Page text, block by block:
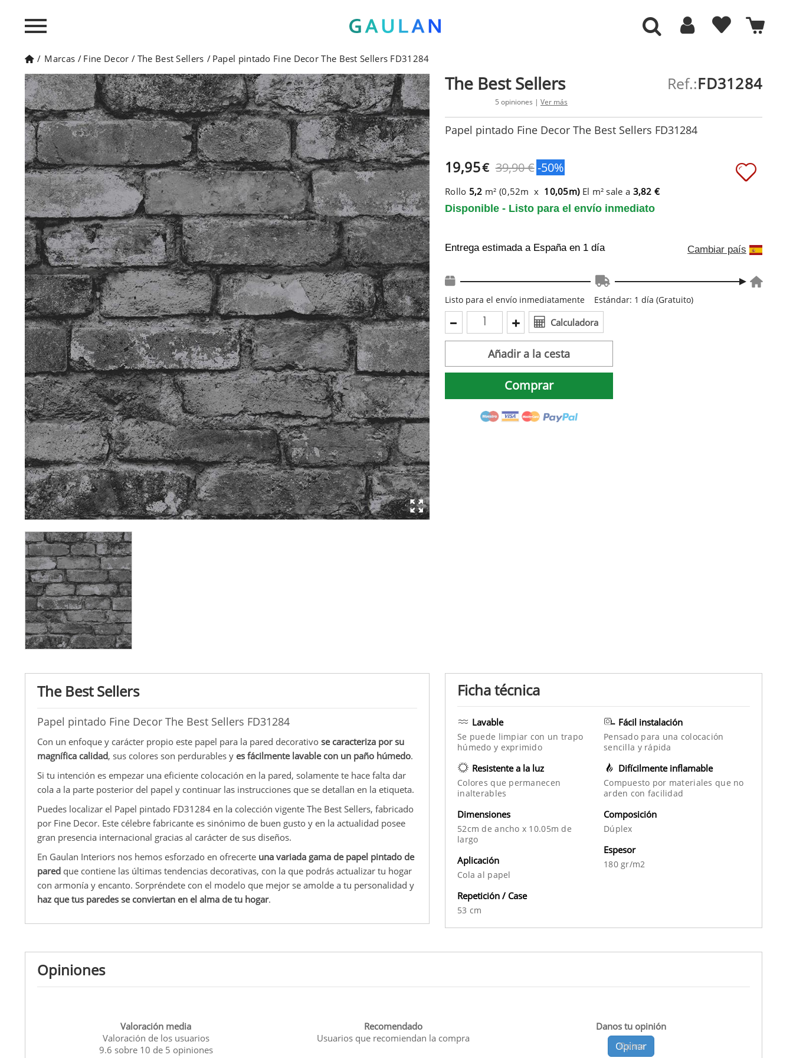
/ Marcas / Fine Decor / The Best Sellers / Papel pintado Fine Decor The Best Sellers FD31284
The Best Sellers
Papel pintado Fine Decor The Best Sellers FD31284
Con un enfoque y carácter propio este papel para la pared decorativo se caracteriza por su
magnífica calidad, sus colores son perdurables y es fácilmente lavable con un paño húmedo.
Si tu intención es empezar una eficiente colocación en la pared, solamente te hace falta dar
cola a la parte posterior del papel y continuar las instrucciones que se detallan en la etiqueta.
Puedes localizar el Papel pintado FD31284 en la colección vigente The Best Sellers, fabricado
por Fine Decor. Este célebre fabricante es sinónimo de buen gusto y en la actualidad posee
gran presencia internacional gracias al carácter de sus diseños.
En Gaulan Interiors nos hemos esforzado en ofrecerte una variada gama de papel pintado de
pared que contiene las últimas tendencias decorativas, con la que podrás actualizar tu hogar
con armonía y encanto. Sorpréndete con el modelo que mejor se amolde a tu personalidad y
haz que tus paredes se conviertan en el alma de tu hogar.
The Best Sellers FD31284
Ref.:
5 opiniones | Ver más
Papel pintado Fine Decor The Best Sellers FD31284
19,95€ 39,90 €-50%
Rollo 5,2 m² (0,52m x 10,05m) El m² sale a 3,82 €
Disponible - Listo para el envío inmediato
Entrega estimada a España en 1 día Cambiar país
Listo para el envío inmediatamente Estándar: 1 día (Gratuito)
Calculadora
Añadir a la cesta
Comprar
Ficha técnica
Lavable
Se puede limpiar con un trapo
húmedo y exprimido
Resistente a la luz
Colores que permanecen
inalterables
Fácil instalación
Pensado para una colocación
sencilla y rápida
Difícilmente inflamable
Compuesto por materiales que no
arden con facilidad
Dimensiones
52cm de ancho x 10.05m de
largo
Aplicación
Cola al papel
Repetición / Case
53 cm
Composición
Dúplex
Espesor
180 gr/m2
Opiniones
Valoración media
Valoración de los usuarios
9.6 sobre 10 de 5 opiniones
Recomendado
Usuarios que recomiendan la compra
Opina
Danos tu opinión
Opinar